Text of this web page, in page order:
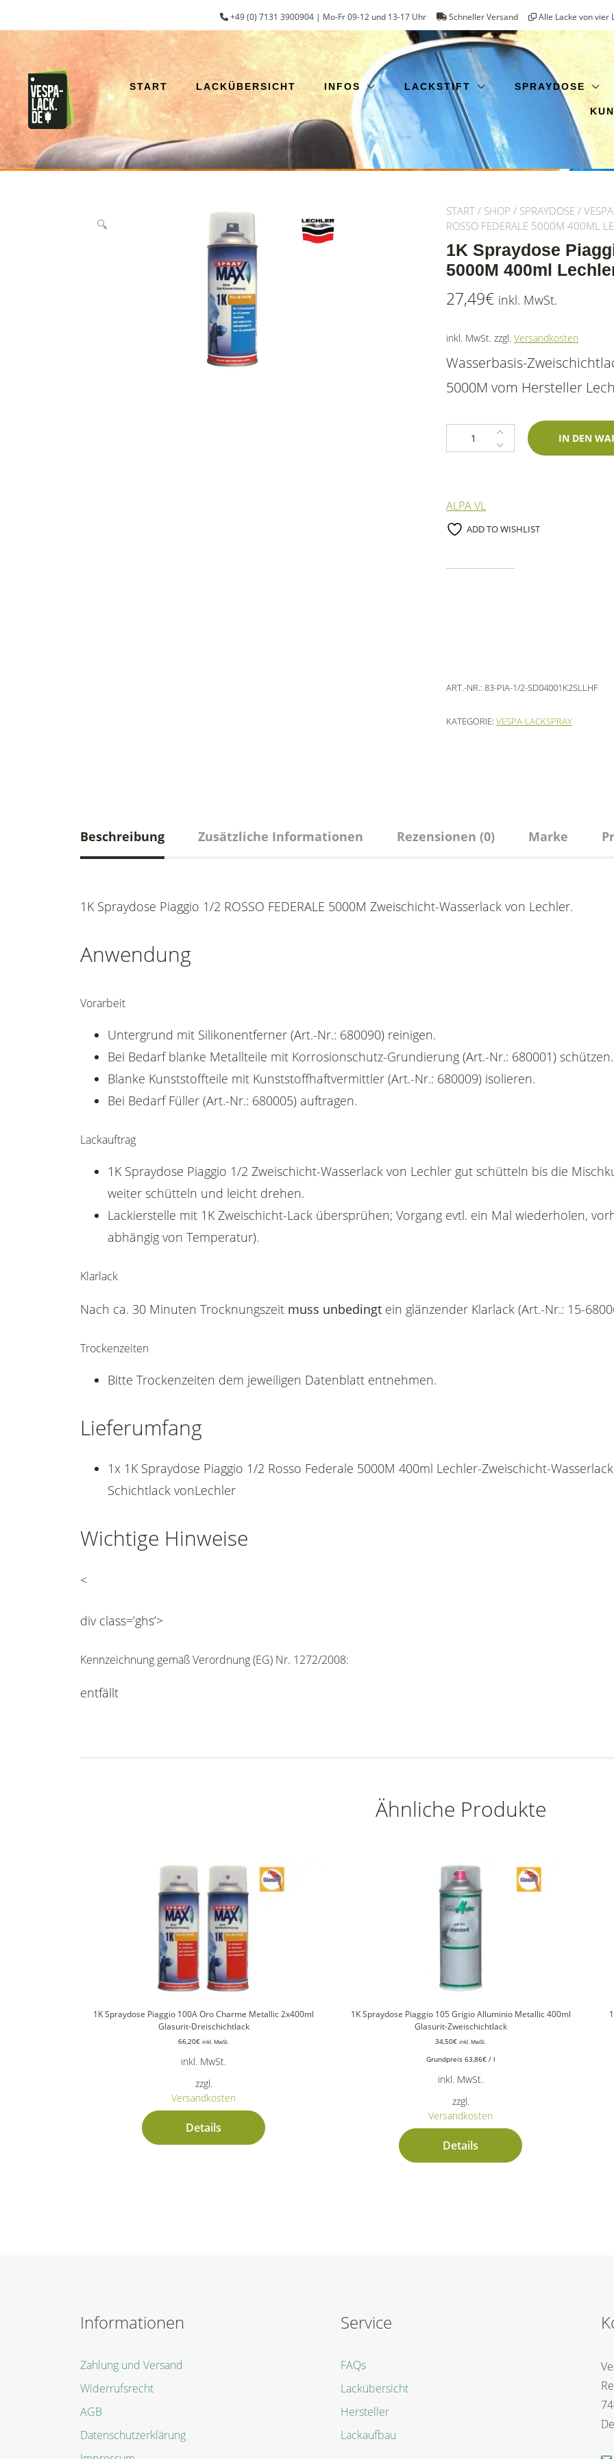
+49 (0) 7131 3900904 | Mo-Fr 09-12 und 13-17 Uhr Schneller Versand Alle Lacke von vier
START LACKÜBERSICHT INFOS LACKSTIFT SPRAYDOSE
🔍
START / SHOP / SPRAYDOSE /
ROSSO FEDERALE 5000M 400ML
1K Spraydose
5000M 400ml
27,49€ inkl. MwSt.
inkl. MwSt. zzgl. Versandkosten
Wasserbasis-
5000M vom Hersteller
1K Spraydose Piaggio 1/2 Rosso
IN DEN
ALPA VL
ADD TO WISHLIST
ART.-NR.: 83-PIA-1/2-SD04001K2SLLHF
KATEGORIE: VESPA-LACKSPRAY
Beschreibung Zusätzliche Informationen Rezensionen (0) Marke
1K Spraydose Piaggio 1/2 ROSSO FEDERALE 5000M Zweischicht-Wasserlack von Lechler.
Anwendung
Vorarbeit
Untergrund mit Silikonentferner (Art.-Nr.: 680090) reinigen.
Bei Bedarf blanke Metallteile mit Korrosionschutz-Grundierung (Art.-Nr.: 680001) schützen.
Blanke Kunststoffteile mit Kunststoffhaftvermittler (Art.-Nr.: 680009) isolieren.
Bei Bedarf Füller (Art.-Nr.: 680005) auftragen.
Lackauftrag
1K Spraydose Piaggio 1/2 Zweischicht-Wasserlack von Lechler gut schütteln bis die
weiter schütteln und leicht drehen.
Lackierstelle mit 1K Zweischicht-Lack übersprühen; Vorgang evtl. ein Mal wiederholen,
abhängig von Temperatur).
Klarlack
Nach ca. 30 Minuten Trocknungszeit muss unbedingt ein glänzender Klarlack (Art.-Nr.: 15-
Trockenzeiten
Bitte Trockenzeiten dem jeweiligen Datenblatt entnehmen.
Lieferumfang
1x 1K Spraydose Piaggio 1/2 Rosso Federale 5000M 400ml Lechler-Zweischicht-Wasserlack
Schichtlack vonLechler
Wichtige Hinweise
<
div class=’ghs’>
Kennzeichnung gemäß Verordnung (EG) Nr. 1272/2008:
entfällt
Ähnliche Produkte
1K Spraydose Piaggio 100A Oro Charme Metallic 2x400ml
Glasurit-Dreischichtlack
66,20€ inkl. MwSt.
inkl. MwSt.
zzgl.
Versandkosten
Details
1K Spraydose Piaggio 105 Grigio Alluminio Metallic 400ml
Glasurit-Zweischichtlack
34,50€ inkl. MwSt.
Grundpreis 63,86€/ l
inkl. MwSt.
zzgl.
Versandkosten
Details
Informationen
Zahlung und Versand
Widerrufsrecht
AGB
Datenschutzerklärung
Service
FAQs
Lackübersicht
Hersteller
Lackaufbau